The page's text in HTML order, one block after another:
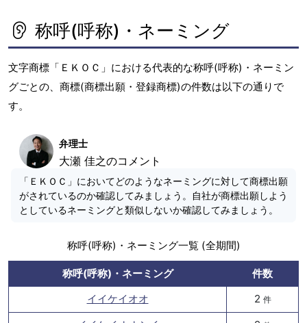
称呼(呼称)・ネーミング
文字商標「ＥＫＯＣ」における代表的な称呼(呼称)・ネーミン
グごとの、商標(商標出願・登録商標)の件数は以下の通りで
す。
弁理士
大瀬 佳之のコメント
「ＥＫＯＣ」においてどのようなネーミングに対して商標出願
がされているのか確認してみましょう。自社が商標出願しよう
としているネーミングと類似しないか確認してみましょう。
称呼(呼称)・ネーミング一覧 (全期間)
称呼(呼称)・ネーミング
件数
イイケイオオ
2 件